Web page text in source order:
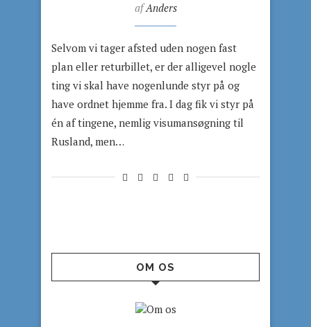
afAnders
Selvom vi tager afsted uden nogen fast
plan eller returbillet, er der alligevel nogle
ting vi skal have nogenlunde styr på og
have ordnet hjemme fra. I dag fik vi styr på
én af tingene, nemlig visumansøgning til
Rusland, men…
OM OS